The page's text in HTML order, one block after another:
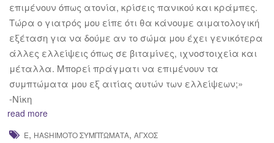
επιμένουν όπως ατονία, κρίσεις πανικού και κράμπες.
Τώρα ο γιατρός μου είπε ότι θα κάνουμε αιματολογική
εξέταση για να δούμε αν το σώμα μου έχει γενικότερα
άλλες ελλείψεις όπως σε βιταμίνες, ιχνοστοιχεία και
μέταλλα. Μπορεί πράγματι να επιμένουν τα
συμπτώματα μου εξ αιτίας αυτών των ελλείψεων;»
-Νίκη
read more
E, HASHIMOTO ΣΥΜΠΤΏΜΑΤΑ, ΆΓΧΟΣ